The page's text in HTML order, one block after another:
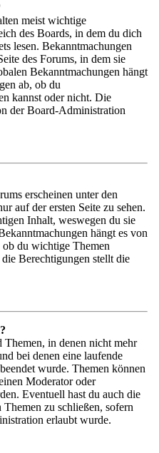
meist wichtige
des Boards, in dem du dich
lesen. Bekanntmachungen
des Forums, in dem sie
Bekanntmachungen hängt
ab, ob du
kannst oder nicht. Die
der Board-Administration
erscheinen unter den
auf der ersten Seite zu sehen.
Inhalt, weswegen du sie
hängt es von
du wichtige Themen
Berechtigungen stellt die
Themen, in denen nicht mehr
bei denen eine laufende
wurde. Themen können
Moderator oder
Eventuell hast du auch die
zu schließen, sofern
erlaubt wurde.